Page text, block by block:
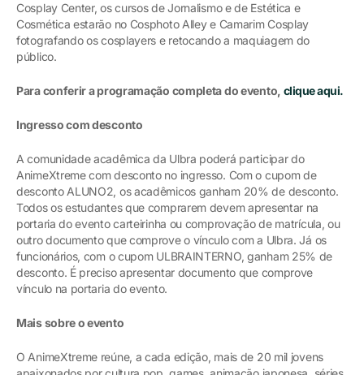
Cosplay Center, os cursos de Jornalismo e de Estética e
Cosmética estarão no Cosphoto Alley e Camarim Cosplay
fotografando os cosplayers e retocando a maquiagem do
público.
Para conferir a programação completa do evento, clique aqui.
Ingresso com desconto
A comunidade acadêmica da Ulbra poderá participar do
AnimeXtreme com desconto no ingresso. Com o cupom de
desconto ALUNO2, os acadêmicos ganham 20% de desconto.
Todos os estudantes que comprarem devem apresentar na
portaria do evento carteirinha ou comprovação de matrícula, ou
outro documento que comprove o vínculo com a Ulbra. Já os
funcionários, com o cupom ULBRAINTERNO, ganham 25% de
desconto. É preciso apresentar documento que comprove
vínculo na portaria do evento.
Mais sobre o evento
O AnimeXtreme reúne, a cada edição, mais de 20 mil jovens